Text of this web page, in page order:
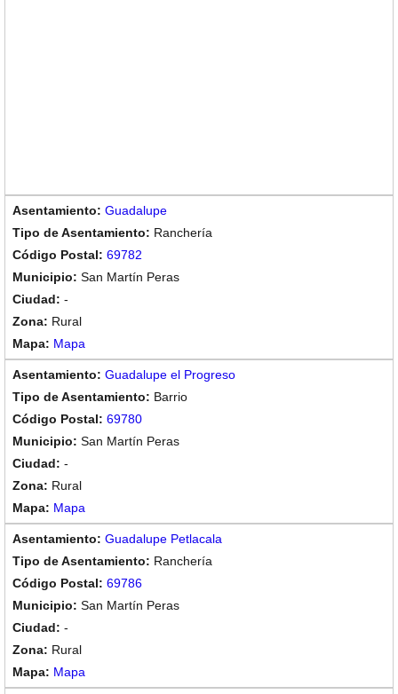
Guadalupe
Ranchería
69782
San Martín Peras
-
Rural
Mapa
Guadalupe el Progreso
Barrio
69780
San Martín Peras
-
Rural
Mapa
Guadalupe Petlacala
Ranchería
69786
San Martín Peras
-
Rural
Mapa